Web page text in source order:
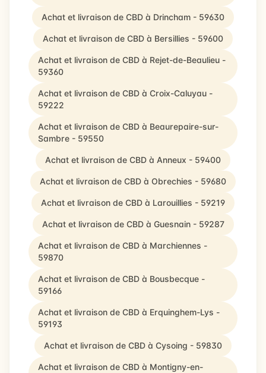
Achat et livraison de CBD à Drincham - 59630
Achat et livraison de CBD à Bersillies - 59600
Achat et livraison de CBD à Rejet-de-Beaulieu -
59360
Achat et livraison de CBD à Croix-Caluyau -
59222
Achat et livraison de CBD à Beaurepaire-sur-
Sambre - 59550
Achat et livraison de CBD à Anneux - 59400
Achat et livraison de CBD à Obrechies - 59680
Achat et livraison de CBD à Larouillies - 59219
Achat et livraison de CBD à Guesnain - 59287
Achat et livraison de CBD à Marchiennes -
59870
Achat et livraison de CBD à Bousbecque -
59166
Achat et livraison de CBD à Erquinghem-Lys -
59193
Achat et livraison de CBD à Cysoing - 59830
Achat et livraison de CBD à Montigny-en-